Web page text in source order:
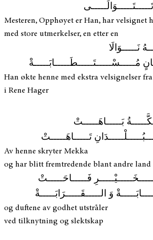
Mesteren, Opphøyet er Han, har velsignet
med store utmerkelser, en etter en
نَـــــوَالَا
مُـــــسْـــــتَـــــطَـــــابَـــــةْ
Han økte henne med ekstra velsignelser
i Rene Hager
بَـــــاهَـــــتْ
تَـــــاهَـــــتْ
Av henne skryter Mekka
og har blitt fremtredende blant andre land
فَـــــاحَـــــتْ
وَ الـــــقَـــــرَابَـــــةْ
og duftene av godhet utstråler
ved tilknytning og slektskap